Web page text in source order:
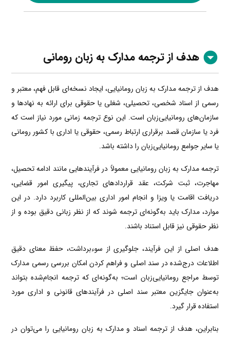
هدف از ترجمه مدارک به زبان رومانی
هدف از ترجمه مدارک به زبان رومانیایی، ایجاد نسخه‌ای قابل فهم، معتبر و
رسمی از اسناد شخصی، تحصیلی، شغلی یا حقوقی برای ارائه به نهادها و
سازمان‌های رومانیایی‌زبان است. این نوع ترجمه زمانی مورد نیاز است که
فرد یا سازمان قصد برقراری ارتباط رسمی، حقوقی یا اداری با کشور رومانی
یا سایر جوامع رومانیایی‌زبان را داشته باشد.
ترجمه مدارک به زبان رومانیایی معمولاً در فرآیندهایی مانند ادامه تحصیل،
مهاجرت، ثبت شرکت، عقد قراردادهای تجاری، پیگیری امور قضایی،
دریافت اقامت یا ویزا و انجام امور اداری بین‌المللی کاربرد دارد. در این
موارد، مدارک باید به‌گونه‌ای ترجمه شوند که از نظر زبانی دقیق بوده و از
نظر حقوقی نیز قابل استناد باشند.
هدف اصلی از این فرآیند، جلوگیری از سوءبرداشت، حفظ معنای دقیق
اطلاعات درج‌شده در سند اصلی و فراهم کردن امکان بررسی رسمی مدارک
توسط مراجع رومانیایی‌زبان است؛ به‌گونه‌ای که ترجمه انجام‌شده بتواند
به‌عنوان جایگزین معتبر سند اصلی در فرآیندهای قانونی و اداری مورد
استفاده قرار گیرد.
بنابراین، هدف از ترجمه اسناد و مدارک به زبان رومانیایی را می‌توان در